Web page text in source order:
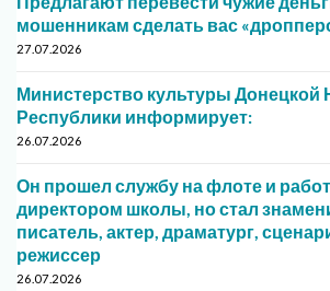
мошенникам сделать вас
27.07.2026
Министерство культуры Донецкой
Республики информирует:
26.07.2026
Он прошел службу на флоте и
директором школы, но стал
писатель, актер, драматург,
режиссер
26.07.2026